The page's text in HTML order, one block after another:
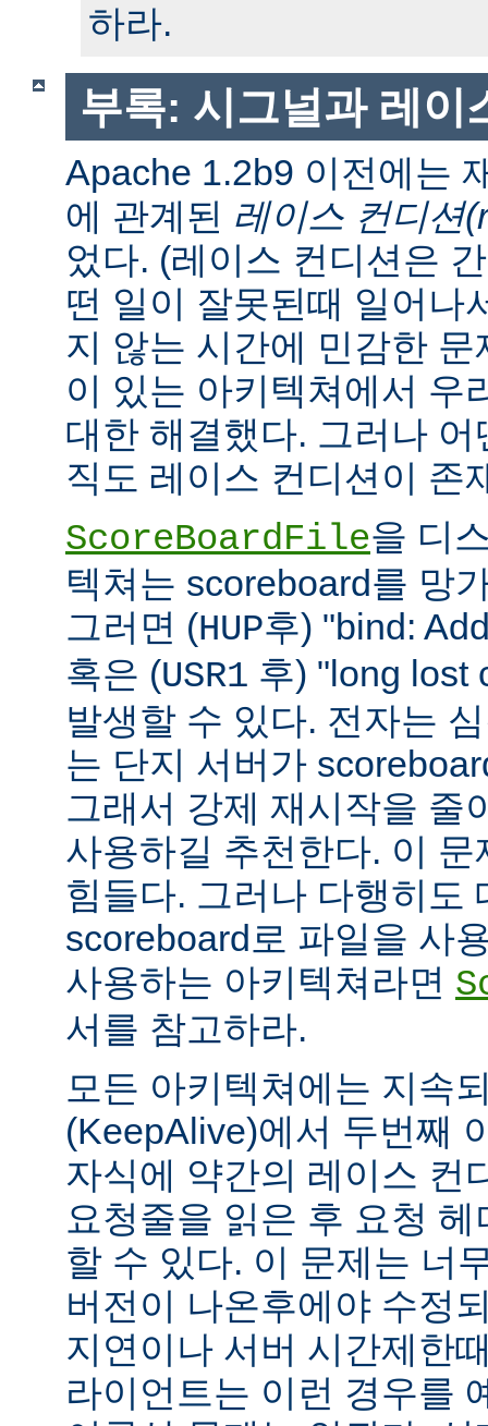
하라.
부록: 시그널과 레이
Apache 1.2b9 이전에는
에 관계된 레이스 컨디션
었다. (레이스 컨디션은
떤 일이 잘못된때 일어나
지 않는 시간에 민감한
이 있는 아키텍쳐에서 우
대한 해결했다. 그러나
직도 레이스 컨디션이 존
ScoreBoardFile을 디
텍쳐는 scoreboard를 망
그러면 (HUP후) "bind:
혹은 (USR1 후) "long lost
발생할 수 있다. 전자는
는 단지 서버가
그래서 강제 재시작을 줄
사용하길 추천한다. 이
힘들다. 그러나 다행히도
scoreboard로 파일을 사
사용하는 아키텍쳐라면
서를 참고하라.
모든 아키텍쳐에는 지속
(KeepAlive)에서 두번째
자식에 약간의 레이스 컨
요청줄을 읽은 후 요청
할 수 있다. 이 문제는 너
버전이 나온후에야 수정
지연이나 서버 시간제한
라이언트는 이런 경우를